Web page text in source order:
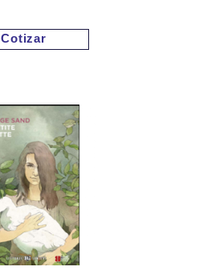
Cotizar